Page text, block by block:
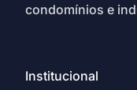
condomínios e
Institucional